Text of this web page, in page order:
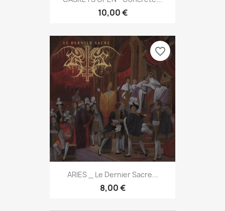
10,00 €
ARIES _ Le Dernier Sacre...
8,00 €
favorite_border